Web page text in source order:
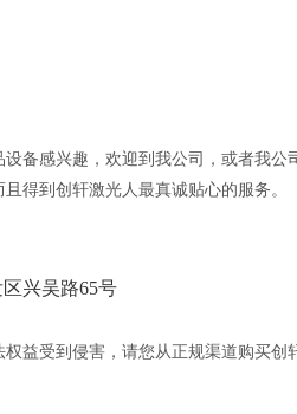
备感兴趣，欢迎到我公司，或者我
得到创轩激光人最真诚贴心的服务。
兴吴路65号
益受到侵害，请您从正规渠道购买创